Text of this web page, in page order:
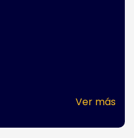
Ver más